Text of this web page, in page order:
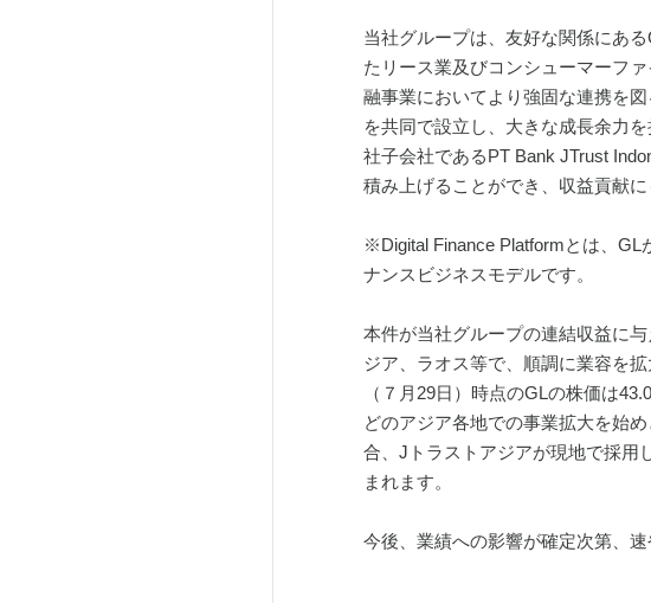
当社グループは、友好な関係にあ
たリース業及びコンシューマーフ
融事業においてより強固な連携を
を共同で設立し、大きな成長余力
社子会社であるPT Bank JTrust
積み上げることができ、収益貢献
※Digital Finance Platformとは、GL
ナンスビジネスモデルです。
本件が当社グループの連結収益に
ジア、ラオス等で、順調に業容を
（７月29日）時点のGLの株価は
どのアジア各地での事業拡大を始
合、Jトラストアジアが現地で採用
まれます。
今後、業績への影響が確定次第、速